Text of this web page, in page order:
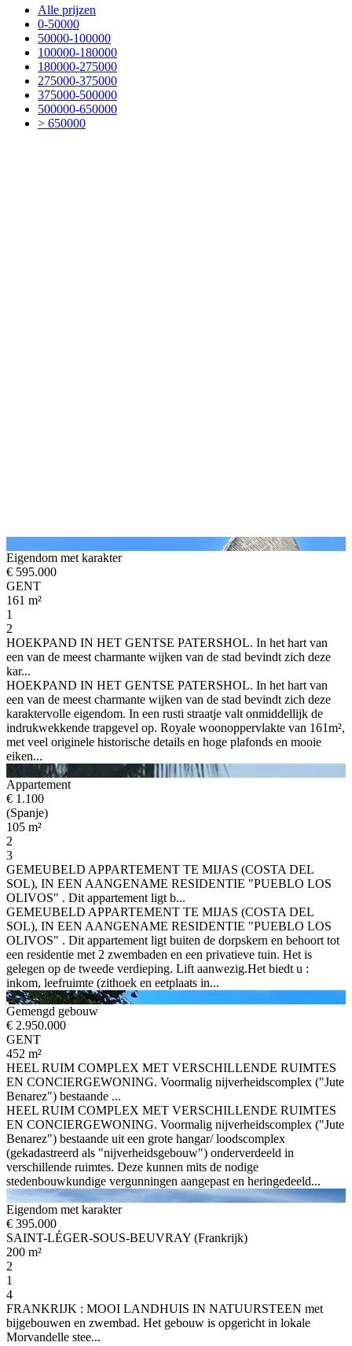
Alle prijzen
0-50000
50000-100000
100000-180000
180000-275000
275000-375000
375000-500000
500000-650000
> 650000
Eigendom met karakter
€ 595.000
GENT
161 m²
1
2
HOEKPAND IN HET GENTSE PATERSHOL. In het hart van
een van de meest charmante wijken van de stad bevindt zich deze
kar...
HOEKPAND IN HET GENTSE PATERSHOL. In het hart van
een van de meest charmante wijken van de stad bevindt zich deze
karaktervolle eigendom. In een rusti straatje valt onmiddellijk de
indrukwekkende trapgevel op. Royale woonoppervlakte van 161m²,
met veel originele historische details en hoge plafonds en mooie
eiken...
Appartement
€ 1.100
(Spanje)
105 m²
2
3
GEMEUBELD APPARTEMENT TE MIJAS (COSTA DEL
SOL), IN EEN AANGENAME RESIDENTIE "PUEBLO LOS
OLIVOS" . Dit appartement ligt b...
GEMEUBELD APPARTEMENT TE MIJAS (COSTA DEL
SOL), IN EEN AANGENAME RESIDENTIE "PUEBLO LOS
OLIVOS" . Dit appartement ligt buiten de dorpskern en behoort tot
een residentie met 2 zwembaden en een privatieve tuin. Het is
gelegen op de tweede verdieping. Lift aanwezig.Het biedt u :
inkom, leefruimte (zithoek en eetplaats in...
Gemengd gebouw
€ 2.950.000
GENT
452 m²
HEEL RUIM COMPLEX MET VERSCHILLENDE RUIMTES
EN CONCIERGEWONING. Voormalig nijverheidscomplex ("Jute
Benarez") bestaande ...
HEEL RUIM COMPLEX MET VERSCHILLENDE RUIMTES
EN CONCIERGEWONING. Voormalig nijverheidscomplex ("Jute
Benarez") bestaande uit een grote hangar/ loodscomplex
(gekadastreerd als "nijverheidsgebouw") onderverdeeld in
verschillende ruimtes. Deze kunnen mits de nodige
stedenbouwkundige vergunningen aangepast en heringedeeld...
Eigendom met karakter
€ 395.000
SAINT-LÉGER-SOUS-BEUVRAY (Frankrijk)
200 m²
2
1
4
FRANKRIJK : MOOI LANDHUIS IN NATUURSTEEN met
bijgebouwen en zwembad. Het gebouw is opgericht in lokale
Morvandelle stee...